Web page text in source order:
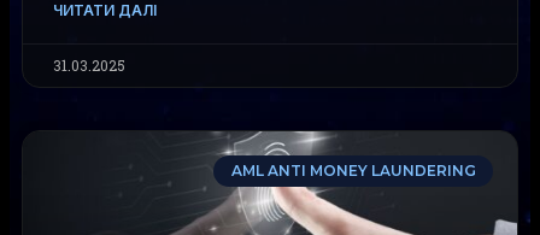
ЧИТАТИ ДАЛІ
31.03.2025
AML ANTI MONEY LAUNDERING